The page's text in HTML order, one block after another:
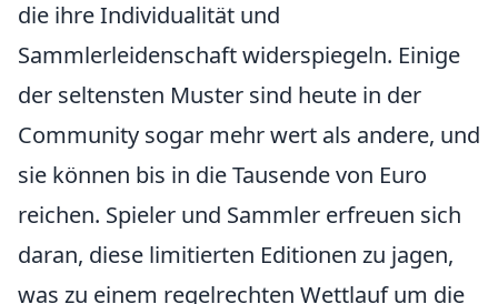
die ihre Individualität und
Sammlerleidenschaft widerspiegeln. Einige
der seltensten Muster sind heute in der
Community sogar mehr wert als andere, und
sie können bis in die Tausende von Euro
reichen. Spieler und Sammler erfreuen sich
daran, diese limitierten Editionen zu jagen,
was zu einem regelrechten Wettlauf um die